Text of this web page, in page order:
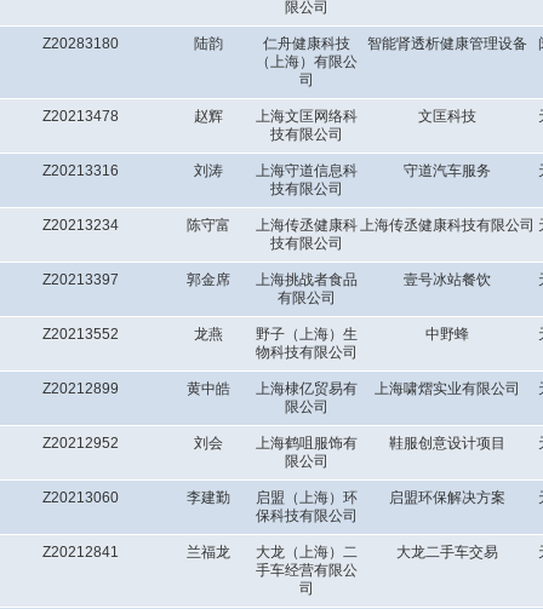
限公司
Z20283180 陆韵
仁舟健康科技
（上海）有限公
司
智能肾透析健康管理设备
Z20213478 赵辉
上海文匡网络科
技有限公司
文匡科技
Z20213316 刘涛
上海守道信息科
技有限公司
守道汽车服务
Z20213234 陈守富
上海传丞健康科
技有限公司
上海传丞健康科技有限公司
Z20213397 郭金席
上海挑战者食品
有限公司
壹号冰站餐饮
Z20213552 龙燕
野子（上海）生
物科技有限公司
中野蜂
Z20212899 黄中皓
上海棣亿贸易有
限公司
上海啸熠实业有限公司
Z20212952 刘会
上海鹤咀服饰有
限公司
鞋服创意设计项目
Z20213060 李建勤
启盟（上海）环
保科技有限公司
启盟环保解决方案
Z20212841 兰福龙
大龙（上海）二
手车经营有限公
司
大龙二手车交易